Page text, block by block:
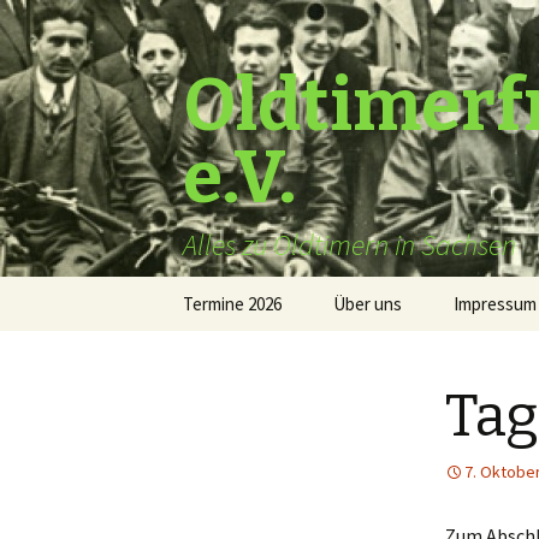
e.V.
Alles zu Oldtimern in Sachsen
Termine 2026 Über uns Impressum
7.